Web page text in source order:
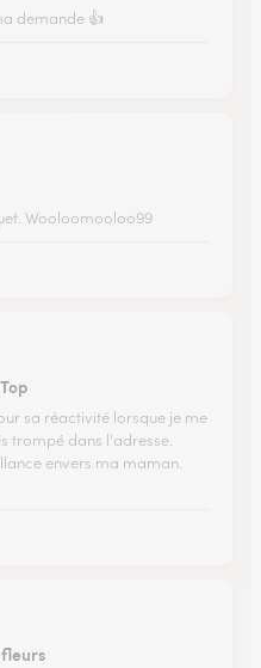
demande 👍
Wooloomooloo99
sa réactivité lorsque je me
trompé dans l'adresse.
envers ma maman.